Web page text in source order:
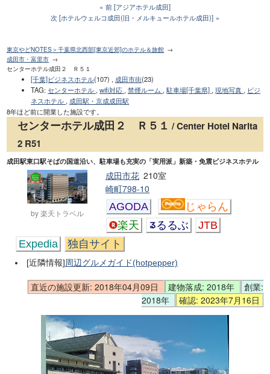
前 [アジアホテル成田]
次 [ホテルウェルコ成田(旧・メルキュールホテル成田)]
東京やどNOTES＞千葉県北西部[東京近郊]のホテル＆旅館
成田市・富里市
センターホテル成田２ Ｒ５１
[千葉]ビジネスホテル(107) , 成田市街(23)
TAG:センターホテル ,wifi対応 ,禁煙ルーム ,駐車場[千葉県] ,現地写真 , ビジ
ネスホテル , 成田駅・京成成田駅
8年ほど前に開業した施設です。
センターホテル成田２ Ｒ５１ / Center Hotel Narita
2 R51
成田駅東口駅そばの国道沿い、駐車場も充実の「実用派」新築・免震ビジネスホテル
by 楽天トラベル
210室
成田市花
崎町798-10
AGODA
じゃらん
楽天
るるぶ
JTB
Expedia
独自サイト
[近隣情報]周辺グルメガイド(hotpepper)
直近の施設更新: 2018年04月09日 建物落成: 2018年
創業:
2018年
確認: 2023年7月16日